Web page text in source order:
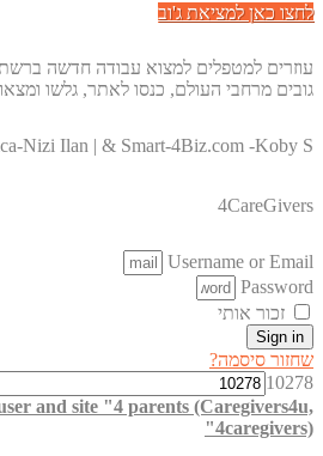
לחצו כאן למציאת ג'וב
עוזרים למטפלים למצוא עבודה חדשה
גובים מרחבי העולם, כנסו לאתר, גלשו
Nizi Ilan | & Smart-4Biz.com -Koby S
4CareGivers
Username or Email
Password
זכור אותי
Sign in
שחזור סיסמה?
10278
and site "4 parents (Caregivers4u,
4caregivers)"